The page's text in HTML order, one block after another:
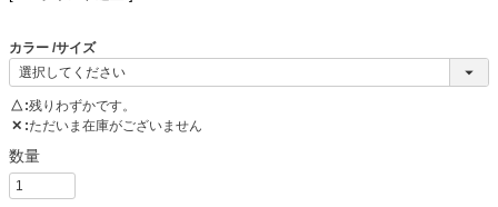
カラー サイズ
△ 残りわずかです。
✕ ただいま在庫がございません